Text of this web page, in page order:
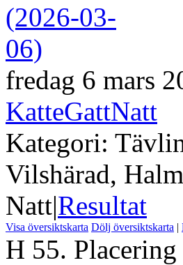
fredag 6 mars
KatteGattNatt
Kategori:
Vilshärad,
Natt|Resultat
Visa översiktskarta Dölj översiktskarta |
H 55.